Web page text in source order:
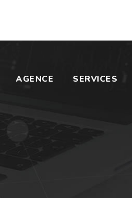
AGENCE SERVICES